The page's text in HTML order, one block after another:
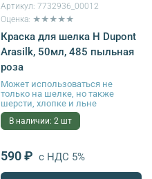
Артикул: 7732936_00012
Оценка: ★★★★★
Краска для шелка H Dupont
Arasilk, 50мл, 485 пыльная
роза
Может использоваться не
только на шелке, но также
шерсти, хлопке и льне
В наличии: 2 шт
590 ₽ с НДС 5%